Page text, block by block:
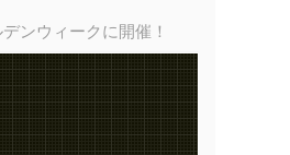
ンウィークに開催！